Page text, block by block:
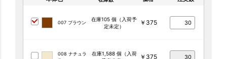
007 ブラウン
在庫105 個（入荷予
定未定）
￥375
008 ナチュラ
在庫1,588 個（入荷
￥375